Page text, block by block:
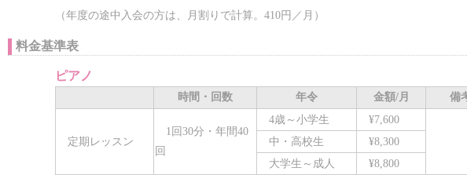
（年度の途中入会の方は、月割りで計算。410円／月）
料金基準表
ピアノ
時間・回数 年令 金額/月 備
定期レッスン
1回30分・年間40
回
4歳～小学生
¥7,600
中・高校生
¥8,300
大学生～成人
¥8,800